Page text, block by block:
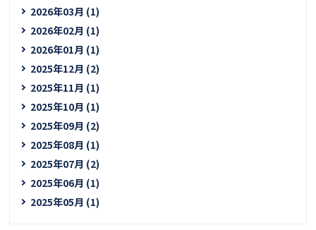
2026年03月 (1)
2026年02月 (1)
2026年01月 (1)
2025年12月 (2)
2025年11月 (1)
2025年10月 (1)
2025年09月 (2)
2025年08月 (1)
2025年07月 (2)
2025年06月 (1)
2025年05月 (1)